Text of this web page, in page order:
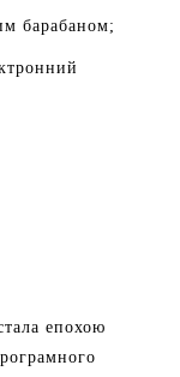
барабаном;
епохою